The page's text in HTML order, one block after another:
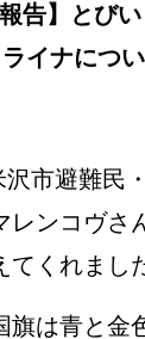
告】とび
イナにつ
市避難民
レンコヴさ
くれまし
旗は青と金